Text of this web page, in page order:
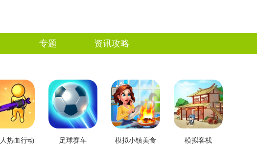
专题 资讯攻略
热血行动 足球赛车 模拟小镇美食 模拟客栈